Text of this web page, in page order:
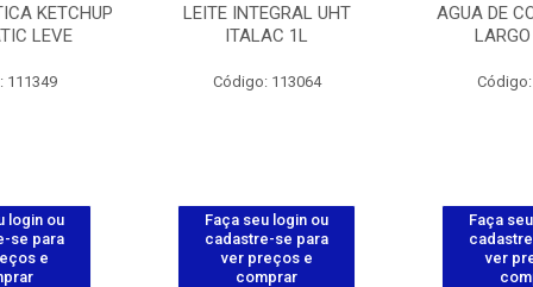
KETCHUP
LEVE
111349
login ou
se para
e
LEITE INTEGRAL UHT
ITALAC 1L
Código: 113064
Faça seu login ou
cadastre-se para
ver preços e
comprar
AGUA DE
Código:
Faça
ver